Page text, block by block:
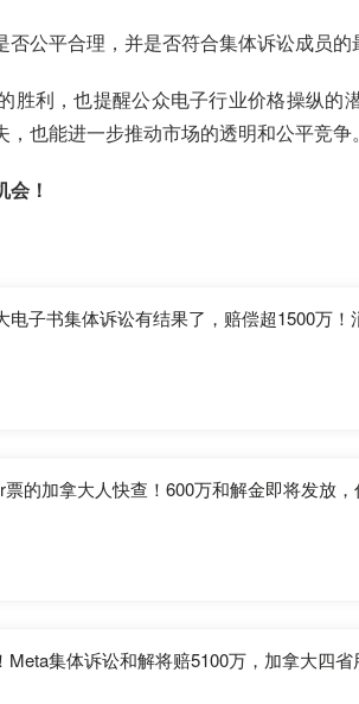
公平合理，并是否符合集体诉讼成员的
胜利，也提醒公众电子行业价格操纵的
也能进一步推动市场的透明和公平竞争。
！
电子书集体诉讼有结果了，赔偿超1500万！
的加拿大人快查！600万和解金即将发放，
Meta集体诉讼和解将赔5100万，加拿大四省